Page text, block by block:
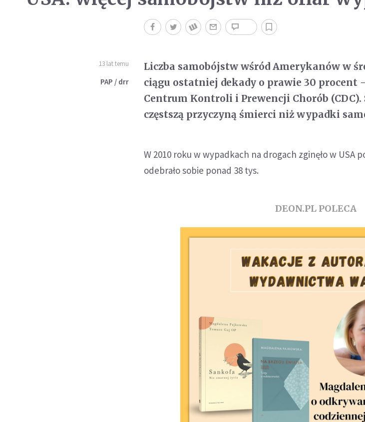
13 lat temu
PAP / drr
Liczba samobójstw wśród Amerykanów w
ciągu ostatniej dekady o prawie 30
Centrum Kontroli i Prewencji Chorób (CDC).
częstszą przyczyną śmierci niż wypadki
W 2010 roku w wypadkach na drogach zginęło w USA
odebrało sobie ponad 38 tys.
DEON.PL POLECA